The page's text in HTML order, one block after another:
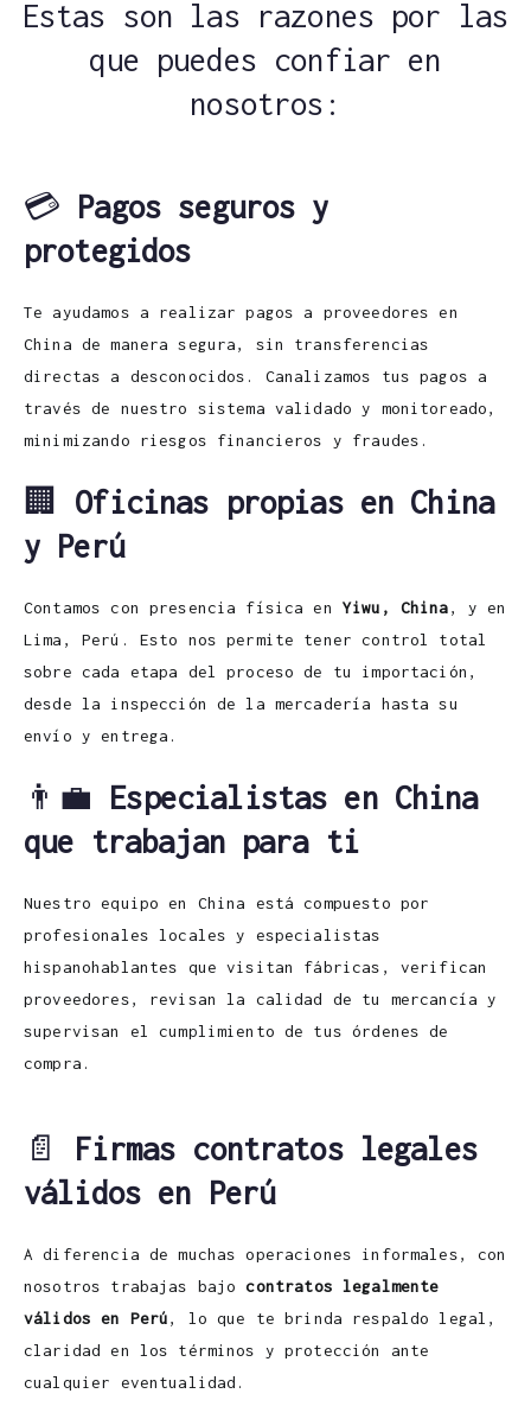
Estas son las razones por las
que puedes confiar en
nosotros:
💳 Pagos seguros y
protegidos
Te ayudamos a realizar pagos a proveedores en
China de manera segura, sin transferencias
directas a desconocidos. Canalizamos tus pagos a
través de nuestro sistema validado y monitoreado,
minimizando riesgos financieros y fraudes.
🏢 Oficinas propias en China
y Perú
Contamos con presencia física en Yiwu, China, y en
Lima, Perú. Esto nos permite tener control total
sobre cada etapa del proceso de tu importación,
desde la inspección de la mercadería hasta su
envío y entrega.
👨‍💼 Especialistas en China
que trabajan para ti
Nuestro equipo en China está compuesto por
profesionales locales y especialistas
hispanohablantes que visitan fábricas, verifican
proveedores, revisan la calidad de tu mercancía y
supervisan el cumplimiento de tus órdenes de
compra.
📄 Firmas contratos legales
válidos en Perú
A diferencia de muchas operaciones informales, con
nosotros trabajas bajocontratos legalmente
válidos en Perú, lo que te brinda respaldo legal,
claridad en los términos y protección ante
cualquier eventualidad.